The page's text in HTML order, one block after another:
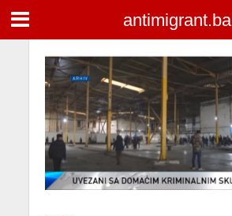
antimigrant.ba